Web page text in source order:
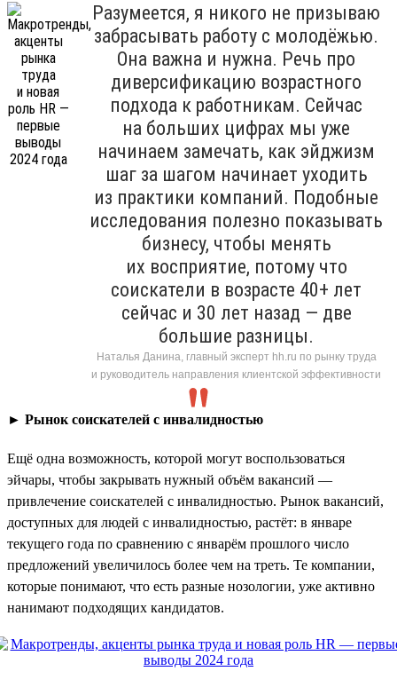
Разумеется, я никого не призываю
забрасывать работу с молодёжью.
Она важна и нужна. Речь про
диверсификацию возрастного
подхода к работникам. Сейчас
на больших цифрах мы уже
начинаем замечать, как эйджизм
шаг за шагом начинает уходить
из практики компаний. Подобные
исследования полезно показывать
бизнесу, чтобы менять
их восприятие, потому что
соискатели в возрасте 40+ лет
сейчас и 30 лет назад — две
большие разницы.
Наталья Данина, главный эксперт hh.ru по рынку труда
и руководитель направления клиентской эффективности
► Рынок соискателей с инвалидностью
Ещё одна возможность, которой могут воспользоваться
эйчары, чтобы закрывать нужный объём вакансий —
привлечение соискателей с инвалидностью. Рынок вакансий,
доступных для людей с инвалидностью, растёт: в январе
текущего года по сравнению с январём прошлого число
предложений увеличилось более чем на треть. Те компании,
которые понимают, что есть разные нозологии, уже активно
нанимают подходящих кандидатов.